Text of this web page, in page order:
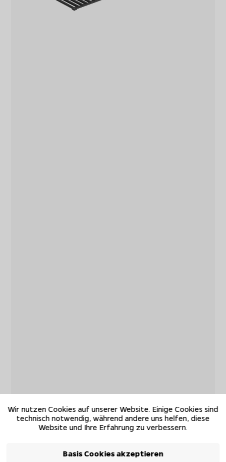
Wir nutzen Cookies auf unserer Website. Einige Cookies sind
technisch notwendig, während andere uns helfen, diese
Website und Ihre Erfahrung zu verbessern.
Basis Cookies akzeptieren